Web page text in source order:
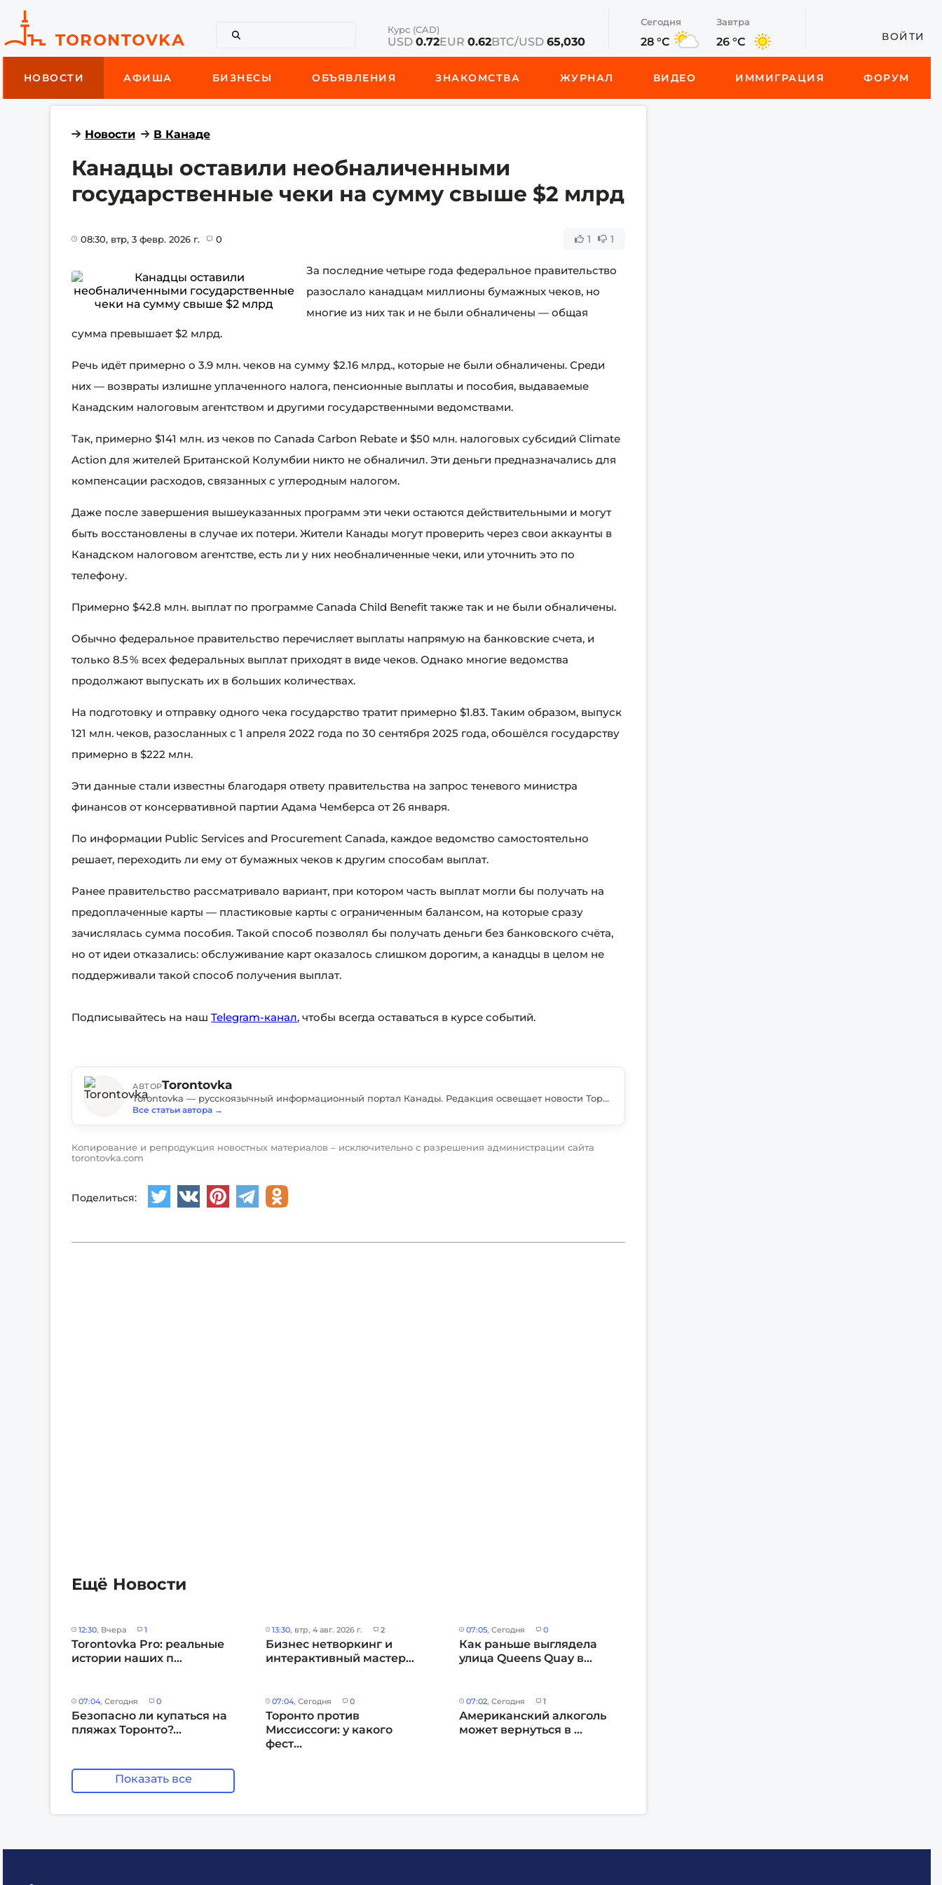
Курс (CAD)
USD 0.72EUR 0.62BTC/USD 65,030
Сегодня
28 °C
Завтра
26 °C ВОЙТИ
НОВОСТИ АФИША БИЗНЕСЫ ОБЪЯВЛЕНИЯ ЗНАКОМСТВА ЖУРНАЛ ВИДЕО ИММИГРАЦИЯ ФОРУМ
Новости В Канаде
Канадцы оставили необналиченными
государственные чеки на сумму свыше $2 млрд
08:30, втр, 3 февр. 2026 г. 0 1 1
За последние четыре года федеральное правительство
разослало канадцам миллионы бумажных чеков, но
многие из них так и не были обналичены — общая
сумма превышает $2 млрд.
Речь идёт примерно о 3.9 млн. чеков на сумму $2.16 млрд., которые не были обналичены. Среди
них — возвраты излишне уплаченного налога, пенсионные выплаты и пособия, выдаваемые
Канадским налоговым агентством и другими государственными ведомствами.
Так, примерно $141 млн. из чеков по Canada Carbon Rebate и $50 млн. налоговых субсидий Climate
Action для жителей Британской Колумбии никто не обналичил. Эти деньги предназначались для
компенсации расходов, связанных с углеродным налогом.
Даже после завершения вышеуказанных программ эти чеки остаются действительными и могут
быть восстановлены в случае их потери. Жители Канады могут проверить через свои аккаунты в
Канадском налоговом агентстве, есть ли у них необналиченные чеки, или уточнить это по
телефону.
Примерно $42.8 млн. выплат по программе Canada Child Benefit также так и не были обналичены.
Обычно федеральное правительство перечисляет выплаты напрямую на банковские счета, и
только 8.5 % всех федеральных выплат приходят в виде чеков. Однако многие ведомства
продолжают выпускать их в больших количествах.
На подготовку и отправку одного чека государство тратит примерно $1.83. Таким образом, выпуск
121 млн. чеков, разосланных с 1 апреля 2022 года по 30 сентября 2025 года, обошёлся государству
примерно в $222 млн.
Эти данные стали известны благодаря ответу правительства на запрос теневого министра
финансов от консервативной партии Адама Чемберса от 26 января.
По информации Public Services and Procurement Canada, каждое ведомство самостоятельно
решает, переходить ли ему от бумажных чеков к другим способам выплат.
Ранее правительство рассматривало вариант, при котором часть выплат могли бы получать на
предоплаченные карты — пластиковые карты с ограниченным балансом, на которые сразу
зачислялась сумма пособия. Такой способ позволял бы получать деньги без банковского счёта,
но от идеи отказались: обслуживание карт оказалось слишком дорогим, а канадцы в целом не
поддерживали такой способ получения выплат.
Подписывайтесь на нашTelegram-канал, чтобы всегда оставаться в курсе событий.
АВТОРTorontovka
Torontovka — русскоязычный информационный портал Канады. Редакция освещает новости Торонто, Онтарио и всей страны, важные события, иммиграцию, бизнес, культуру и жизнь русскоязычного сообщества.
Все статьи автора →
Копирование и репродукция новостных материалов – исключительно с разрешения администрации сайта
torontovka.com
Поделиться:
Ещё Новости
12:30, Вчера 1
Torontovka Pro: реальные
истории наших п...
13:30, втр, 4 авг. 2026 г. 2
Бизнес нетворкинг и
интерактивный мастер...
07:05, Сегодня 0
Как раньше выглядела
улица Queens Quay в...
07:04, Сегодня 0
Безопасно ли купаться на
пляжах Торонто?...
07:04, Сегодня 0
Торонто против
Миссиссоги: у какого
фест...
07:02, Сегодня 1
Американский алкоголь
может вернуться в ...
Показать все